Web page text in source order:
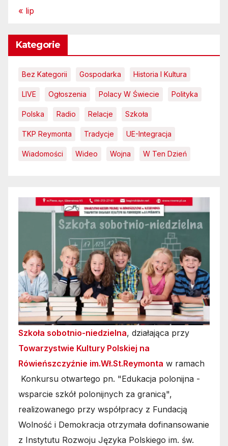
« lip
Kategorie
Bez Kategorii Gospodarka Historia I Kultura
LIVE Ogłoszenia Polacy W Świecie Polityka
Polska Radio Relacje Szkoła
TKP Reymonta Tradycje UE-Integracja
Wiadomości Wideo Wojna W Ten Dzień
Szkoła sobotnio-niedzielna, działająca przy
Towarzystwie Kultury Polskiej na
Rówieńszczyźnie im.Wł.St.Reymonta w ramach
Konkursu otwartego pn. "Edukacja polonijna -
wsparcie szkół polonijnych za granicą",
realizowanego przy współpracy z Fundacją
Wolność i Demokracja otrzymała dofinansowanie
z Instytutu Rozwoju Języka Polskiego im. św.